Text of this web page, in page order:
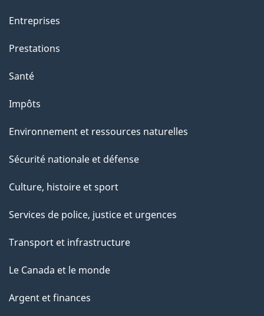
Entreprises
Prestations
Santé
Impôts
Environnement et ressources naturelles
Sécurité nationale et défense
Culture, histoire et sport
Services de police, justice et urgences
Transport et infrastructure
Le Canada et le monde
Argent et finances